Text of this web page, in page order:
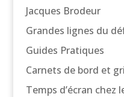
Jacques Brodeur
Grandes lignes du
Guides Pratiques
Carnets de bord et
Temps d’écran chez